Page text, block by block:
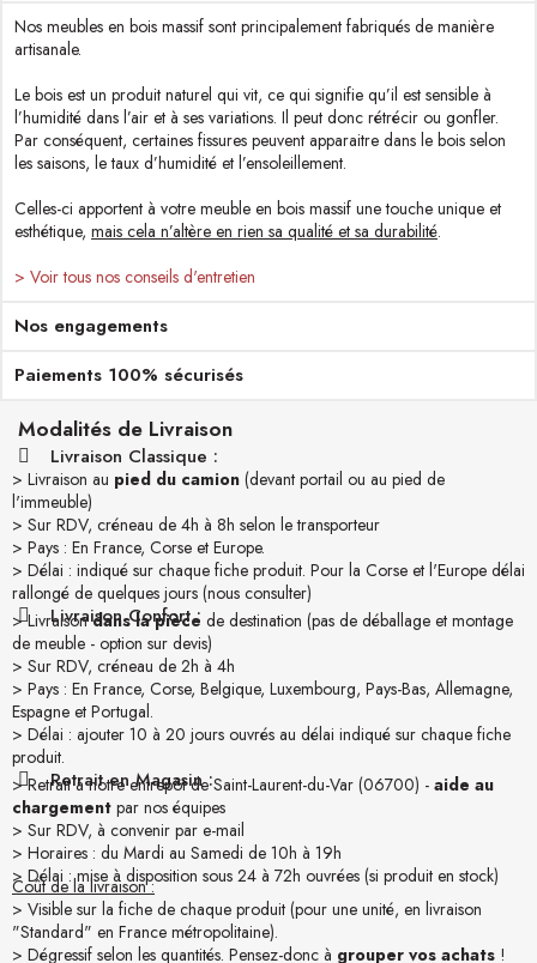
Nos meubles en bois massif sont principalement fabriqués de manière
artisanale.
Le bois est un produit naturel qui vit, ce qui signifie qu’il est sensible à
l’humidité dans l’air et à ses variations. Il peut donc rétrécir ou gonfler.
Par conséquent, certaines fissures peuvent apparaitre dans le bois selon
les saisons, le taux d’humidité et l’ensoleillement.
Celles-ci apportent à votre meuble en bois massif une touche unique et
esthétique, mais cela n’altère en rien sa qualité et sa durabilité.
> Voir tous nos conseils d'entretien
Nos engagements
Paiements 100% sécurisés
Modalités de Livraison
Livraison Classique :
> Livraison au pied du camion (devant portail ou au pied de
l'immeuble)
> Sur RDV, créneau de 4h à 8h selon le transporteur
> Pays : En France, Corse et Europe.
> Délai : indiqué sur chaque fiche produit. Pour la Corse et l'Europe délai
rallongé de quelques jours (nous consulter)
Livraison Confort :
> Livraisondans la pièce de destination (pas de déballage et montage
de meuble - option sur devis)
> Sur RDV, créneau de 2h à 4h
> Pays : En France, Corse, Belgique, Luxembourg, Pays-Bas, Allemagne,
Espagne et Portugal.
> Délai : ajouter 10 à 20 jours ouvrés au délai indiqué sur chaque fiche
produit.
Retrait en Magasin :
> Retrait à notre entrepôt de Saint-Laurent-du-Var (06700) - aide au
chargement par nos équipes
> Sur RDV, à convenir par e-mail
> Horaires : du Mardi au Samedi de 10h à 19h
> Délai : mise à disposition sous 24 à 72h ouvrées (si produit en stock)
Coût de la livraison :
> Visible sur la fiche de chaque produit (pour une unité, en livraison
"Standard" en France métropolitaine).
> Dégressif selon les quantités. Pensez-donc à grouper vos achats !